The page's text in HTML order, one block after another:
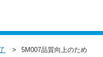
5M007品質向上のため